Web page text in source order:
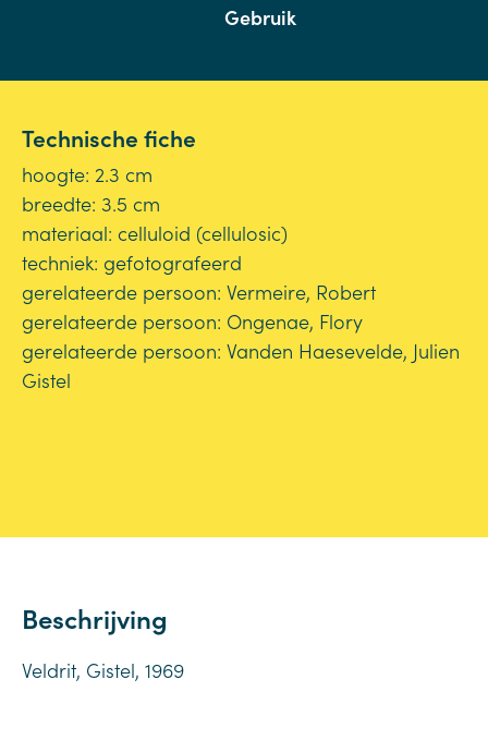
Gebruik
Beschrijving
Veldrit, Gistel, 1969
Technische fiche
hoogte: 2.3 cm
breedte: 3.5 cm
materiaal: celluloid (cellulosic)
techniek: gefotografeerd
gerelateerde persoon: Vermeire, Robert
gerelateerde persoon: Ongenae, Flory
gerelateerde persoon: Vanden Haesevelde, Julien
Gistel